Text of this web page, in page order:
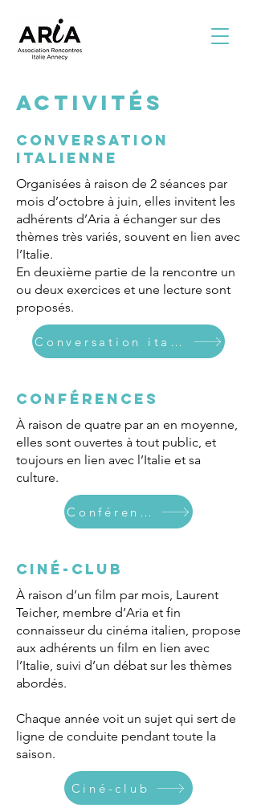
ACTIVITÉS
CONVERSATION
ITALIENNE
Organisées à raison de 2 séances par
mois d’octobre à juin, elles invitent les
adhérents d’Aria à échanger sur des
thèmes très variés, souvent en lien avec
l’Italie.
En deuxième partie de la rencontre un
ou deux exercices et une lecture sont
proposés.
Conversation italienne
CONFÉRENCES
À raison de quatre par an en moyenne,
elles sont ouvertes à tout public, et
toujours en lien avec l’Italie et sa
culture.
Conférences
CINÉ-CLUB
À raison d’un film par mois, Laurent
Teicher, membre d’Aria et fin
connaisseur du cinéma italien, propose
aux adhérents un film en lien avec
l’Italie, suivi d’un débat sur les thèmes
abordés.
Chaque année voit un sujet qui sert de
ligne de conduite pendant toute la
saison.
Ciné-club